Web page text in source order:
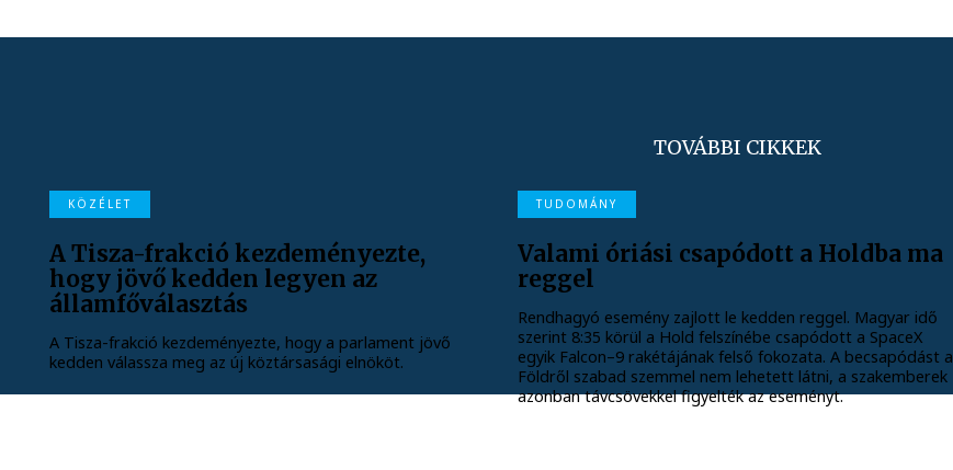
TOVÁBBI CIKKEK
KÖZÉLET
A Tisza-frakció kezdeményezte,
hogy jövő kedden legyen az
államfőválasztás
A Tisza-frakció kezdeményezte, hogy a parlament jövő
kedden válassza meg az új köztársasági elnököt.
TUDOMÁNY
Valami óriási csapódott a Holdba ma
reggel
Rendhagyó esemény zajlott le kedden reggel. Magyar idő
szerint 8:35 körül a Hold felszínébe csapódott a SpaceX
egyik Falcon–9 rakétájának felső fokozata. A becsapódást a
Földről szabad szemmel nem lehetett látni, a szakemberek
azonban távcsövekkel figyelték az eseményt.